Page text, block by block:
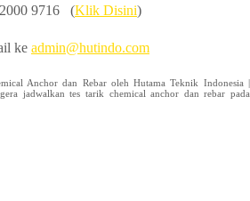
2000 9716 (Klik Disini)
ke admin@hutindo.com
Anchor dan Rebar oleh Hutama Teknik Indonesia |
jadwalkan tes tarik chemical anchor dan rebar pada